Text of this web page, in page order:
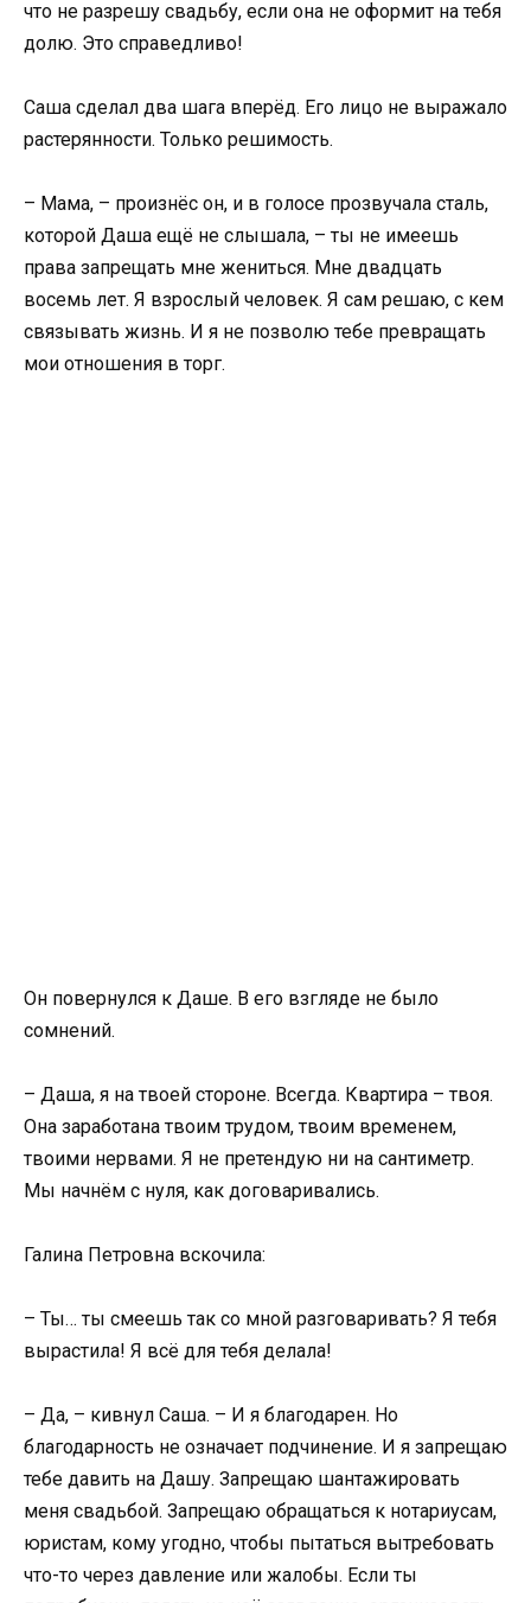
что не разрешу свадьбу, если она не оформит на тебя
долю. Это справедливо!
Саша сделал два шага вперёд. Его лицо не выражало
растерянности. Только решимость.
– Мама, – произнёс он, и в голосе прозвучала сталь,
которой Даша ещё не слышала, – ты не имеешь
права запрещать мне жениться. Мне двадцать
восемь лет. Я взрослый человек. Я сам решаю, с кем
связывать жизнь. И я не позволю тебе превращать
мои отношения в торг.
Он повернулся к Даше. В его взгляде не было
сомнений.
– Даша, я на твоей стороне. Всегда. Квартира – твоя.
Она заработана твоим трудом, твоим временем,
твоими нервами. Я не претендую ни на сантиметр.
Мы начнём с нуля, как договаривались.
Галина Петровна вскочила:
– Ты… ты смеешь так со мной разговаривать? Я тебя
вырастила! Я всё для тебя делала!
– Да, – кивнул Саша. – И я благодарен. Но
благодарность не означает подчинение. И я запрещаю
тебе давить на Дашу. Запрещаю шантажировать
меня свадьбой. Запрещаю обращаться к нотариусам,
юристам, кому угодно, чтобы пытаться вытребовать
что-то через давление или жалобы. Если ты